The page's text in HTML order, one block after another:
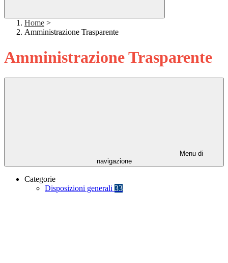
Home >
Amministrazione Trasparente
Amministrazione Trasparente
Menu di
navigazione
Categorie
Disposizioni generali 33